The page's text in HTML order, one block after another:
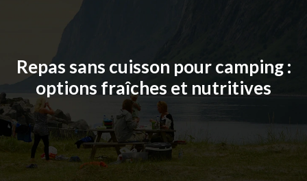
Repas sans cuisson pour camping :
options fraîches et nutritives